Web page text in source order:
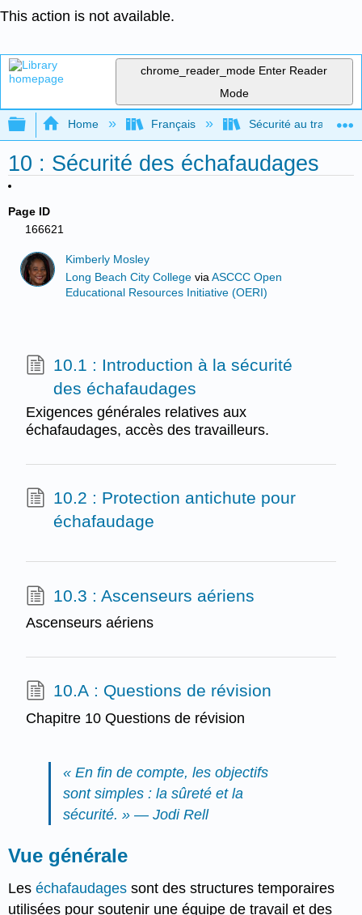
This action is not available.
chrome_reader_mode Enter Reader
Mode
Expand/collapse global hierarchy
Home Français Sécurité au travail
10 : Sécurité des échafaudages
Page ID
166621
Kimberly Mosley
Long Beach City College viaASCCC Open
Educational Resources Initiative (OERI)
10.1 : Introduction à la sécurité
des échafaudages
Exigences générales relatives aux
échafaudages, accès des travailleurs.
10.2 : Protection antichute pour
échafaudage
10.3 : Ascenseurs aériens
Ascenseurs aériens
10.A : Questions de révision
Chapitre 10 Questions de révision
« En fin de compte, les objectifs
sont simples : la sûreté et la
sécurité. » — Jodi Rell
Vue générale
Leséchafaudages sont des structures temporaires
utilisées pour soutenir une équipe de travail et des